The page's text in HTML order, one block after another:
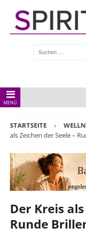
MENÜ
STARTSEITE
als Zeichen der Seele –
Der Kreis
Runde